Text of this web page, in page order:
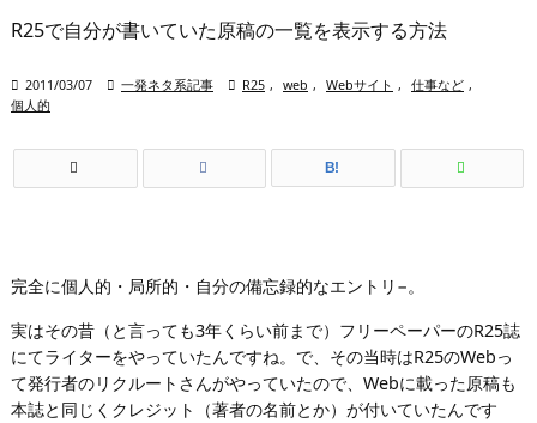
R25で自分が書いていた原稿の一覧を表示する方法
 2011/03/07  一発ネタ系記事  R25 , web , Webサイト , 仕事など ,
個人的
B!
完全に個人的・局所的・自分の備忘録的なエントリ−。
実はその昔（と言っても3年くらい前まで）フリーペーパーのR25誌
にてライターをやっていたんですね。で、その当時はR25のWebっ
て発行者のリクルートさんがやっていたので、Webに載った原稿も
本誌と同じくクレジット（著者の名前とか）が付いていたんです